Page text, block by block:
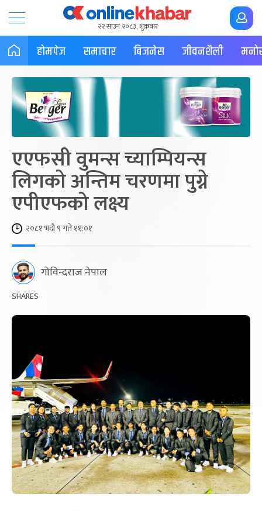
२२ साउन २०८३, शुक्रबार
होमपेज समाचार बिजनेस जीवनशैली
एएफसी वुमन्स च्याम्पियन्स
लिगको अन्तिम चरणमा पुग्ने
एपीएफको लक्ष्य
२०८१ भदौ ९ गते ११:०१
गोविन्दराज नेपाल
SHARES